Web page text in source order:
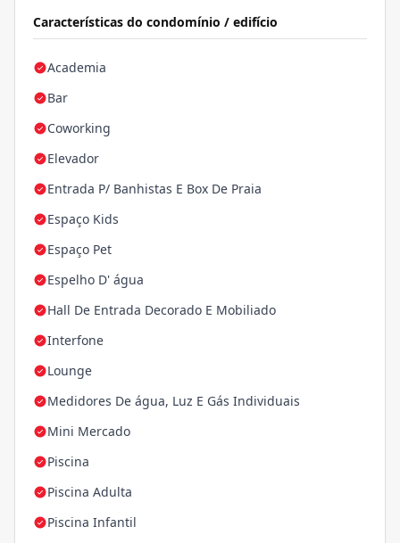
Características do condomínio / edifício
Academia
Bar
Coworking
Elevador
Entrada P/ Banhistas E Box De Praia
Espaço Kids
Espaço Pet
Espelho D' água
Hall De Entrada Decorado E Mobiliado
Interfone
Lounge
Medidores De água, Luz E Gás Individuais
Mini Mercado
Piscina
Piscina Adulta
Piscina Infantil